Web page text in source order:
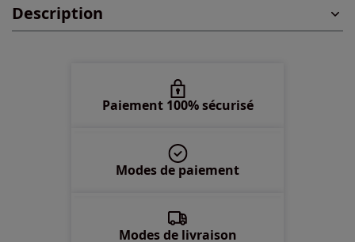
48 -épuisé
Description
Paiement 100% sécurisé
Modes de paiement
Modes de livraison